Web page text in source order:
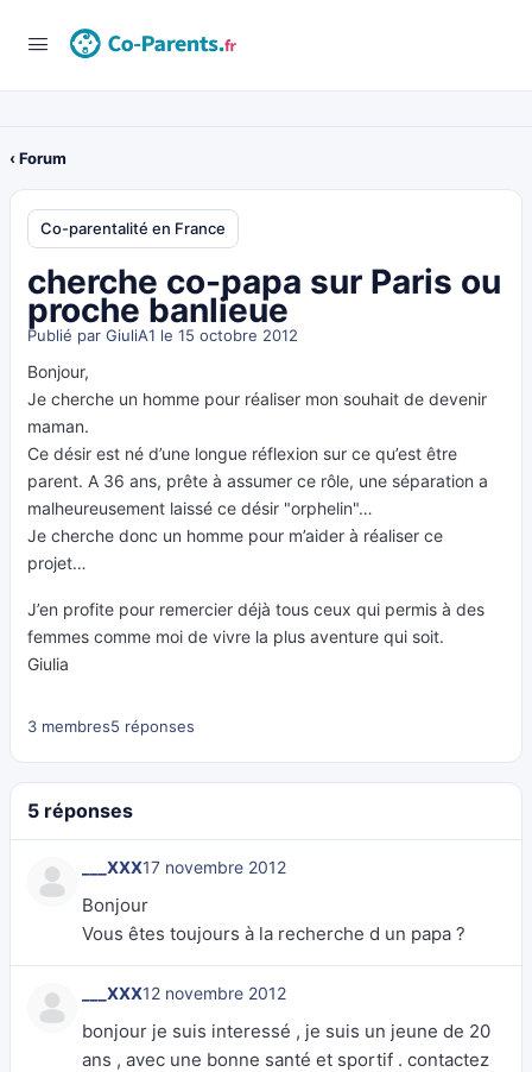
‹ Forum
Co-parentalité en France
cherche co-papa sur Paris ou
proche banlieue
Publié par GiuliA1 le 15 octobre 2012
Bonjour,
Je cherche un homme pour réaliser mon souhait de devenir
maman.
Ce désir est né d’une longue réflexion sur ce qu’est être
parent. A 36 ans, prête à assumer ce rôle, une séparation a
malheureusement laissé ce désir "orphelin"…
Je cherche donc un homme pour m’aider à réaliser ce
projet…
J’en profite pour remercier déjà tous ceux qui permis à des
femmes comme moi de vivre la plus aventure qui soit.
Giulia
3 membres5 réponses
5 réponses
___XXX17 novembre 2012
Bonjour
Vous êtes toujours à la recherche d un papa ?
___XXX12 novembre 2012
bonjour je suis interessé , je suis un jeune de 20
ans , avec une bonne santé et sportif . contactez